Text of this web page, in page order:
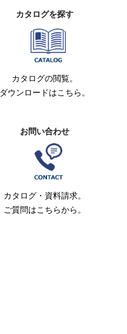
カタログを探す
カタログの閲覧。
ダウンロードはこちら。
お問い合わせ
カタログ・資料請求。
ご質問はこちらから。